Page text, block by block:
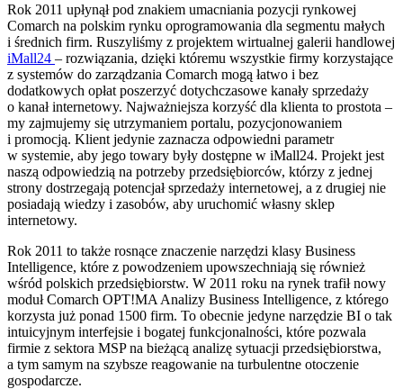
Rok 2011 upłynął pod znakiem umacniania pozycji rynkowej
Comarch na polskim rynku oprogramowania dla segmentu małych
i średnich firm. Ruszyliśmy z projektem wirtualnej galerii handlowej
iMall24 – rozwiązania, dzięki któremu wszystkie firmy korzystające
z systemów do zarządzania Comarch mogą łatwo i bez
dodatkowych opłat poszerzyć dotychczasowe kanały sprzedaży
o kanał internetowy. Najważniejsza korzyść dla klienta to prostota –
my zajmujemy się utrzymaniem portalu, pozycjonowaniem
i promocją. Klient jedynie zaznacza odpowiedni parametr
w systemie, aby jego towary były dostępne w iMall24. Projekt jest
naszą odpowiedzią na potrzeby przedsiębiorców, którzy z jednej
strony dostrzegają potencjał sprzedaży internetowej, a z drugiej nie
posiadają wiedzy i zasobów, aby uruchomić własny sklep
internetowy.
Rok 2011 to także rosnące znaczenie narzędzi klasy Business
Intelligence, które z powodzeniem upowszechniają się również
wśród polskich przedsiębiorstw. W 2011 roku na rynek trafił nowy
moduł Comarch OPT!MA Analizy Business Intelligence, z którego
korzysta już ponad 1500 firm. To obecnie jedyne narzędzie BI o tak
intuicyjnym interfejsie i bogatej funkcjonalności, które pozwala
firmie z sektora MSP na bieżącą analizę sytuacji przedsiębiorstwa,
a tym samym na szybsze reagowanie na turbulentne otoczenie
gospodarcze.